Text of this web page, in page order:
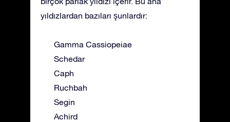
yıldızlardan bazıları şunlardır:
Gamma Cassiopeiae
Schedar
Caph
Ruchbah
Segin
Achird